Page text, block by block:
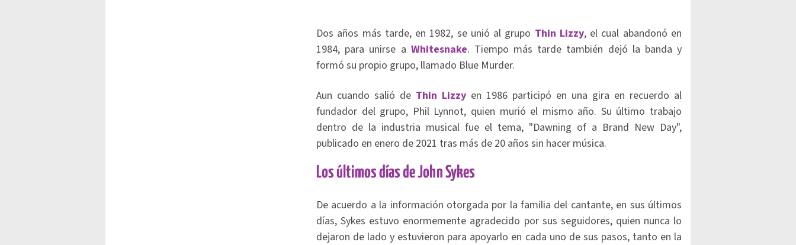
Dos años más tarde, en 1982, se unió al grupo Thin Lizzy, el cual abandonó en
1984, para unirse a Whitesnake. Tiempo más tarde también dejó la banda y
formó su propio grupo, llamado Blue Murder.
Aun cuando salió de Thin Lizzy en 1986 participó en una gira en recuerdo al
fundador del grupo, Phil Lynnot, quien murió el mismo año. Su último trabajo
dentro de la industria musical fue el tema, "Dawning of a Brand New Day",
publicado en enero de 2021 tras más de 20 años sin hacer música.
Los últimos días de John Sykes
De acuerdo a la información otorgada por la familia del cantante, en sus últimos
días, Sykes estuvo enormemente agradecido por sus seguidores, quien nunca lo
dejaron de lado y estuvieron para apoyarlo en cada uno de sus pasos, tanto en la